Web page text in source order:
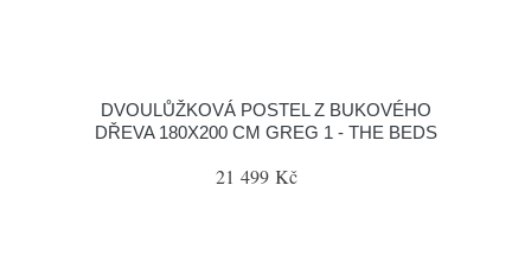
DVOULŮŽKOVÁ POSTEL Z BUKOVÉHO
DŘEVA 180X200 CM GREG 1 - THE BEDS
21 499 Kč